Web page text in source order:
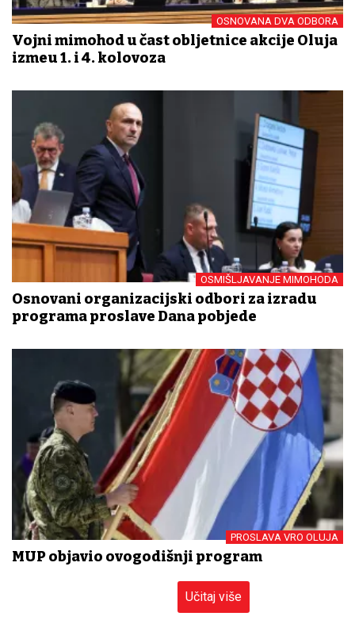
OSNOVANA DVA ODBORA
Vojni mimohod u čast obljetnice akcije Oluja
između 1. i 4. kolovoza
OSMIŠLJAVANJE MIMOHODA
Osnovani organizacijski odbori za izradu
programa proslave Dana pobjede
PROSLAVA VRO OLUJA
MUP objavio ovogodišnji program
Učitaj više